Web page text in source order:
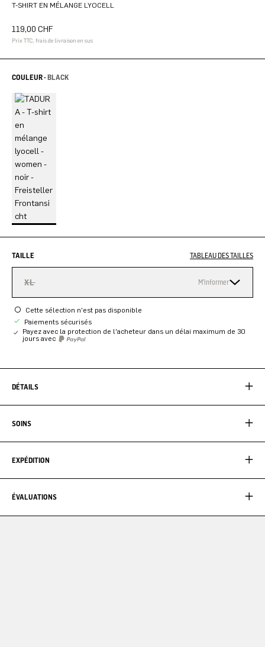
T-SHIRT EN MÉLANGE LYOCELL
119,00 CHF
Prix TTC, frais de livraison en sus
COULEUR -BLACK
TAILLE TABLEAU DES TAILLES
XL M'informer
Cette sélection n'est pas disponible
Paiements sécurisés
Payez avec la protection de l'acheteur dans un délai maximum de 30
jours avec
DÉTAILS
SOINS
EXPÉDITION
ÉVALUATIONS